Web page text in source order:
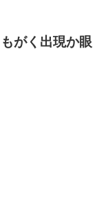
がく出現か眼